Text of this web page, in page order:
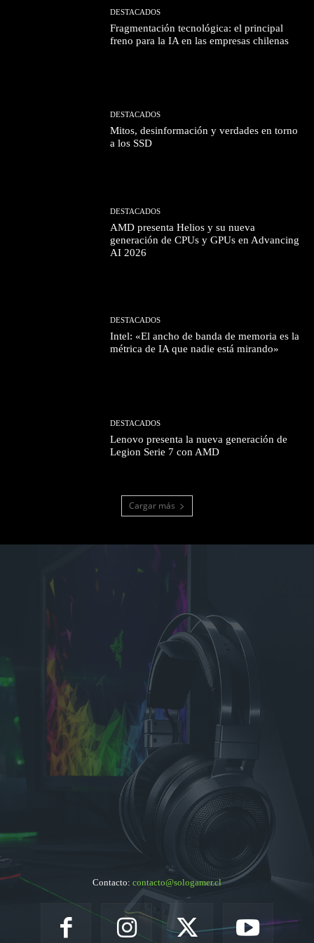
DESTACADOS
Fragmentación tecnológica: el principal
freno para la IA en las empresas chilenas
DESTACADOS
Mitos, desinformación y verdades en torno
a los SSD
DESTACADOS
AMD presenta Helios y su nueva
generación de CPUs y GPUs en Advancing
AI 2026
DESTACADOS
Intel: «El ancho de banda de memoria es la
métrica de IA que nadie está mirando»
DESTACADOS
Lenovo presenta la nueva generación de
Legion Serie 7 con AMD
Cargar más
Contacto: contacto@sologamer.cl